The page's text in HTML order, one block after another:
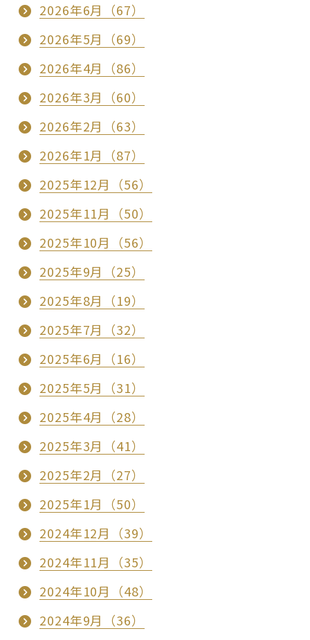
2026年6月（67）
2026年5月（69）
2026年4月（86）
2026年3月（60）
2026年2月（63）
2026年1月（87）
2025年12月（56）
2025年11月（50）
2025年10月（56）
2025年9月（25）
2025年8月（19）
2025年7月（32）
2025年6月（16）
2025年5月（31）
2025年4月（28）
2025年3月（41）
2025年2月（27）
2025年1月（50）
2024年12月（39）
2024年11月（35）
2024年10月（48）
2024年9月（36）